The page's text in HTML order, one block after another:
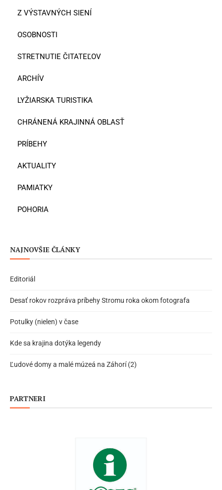
Z VÝSTAVNÝCH SIENÍ
OSOBNOSTI
STRETNUTIE ČITATEĽOV
ARCHÍV
LYŽIARSKA TURISTIKA
CHRÁNENÁ KRAJINNÁ OBLASŤ
PRÍBEHY
AKTUALITY
PAMIATKY
POHORIA
NAJNOVŠIE ČLÁNKY
Editoriál
Desať rokov rozpráva príbehy Stromu roka okom fotografa
Potulky (nielen) v čase
Kde sa krajina dotýka legendy
Ľudové domy a malé múzeá na Záhorí (2)
PARTNERI